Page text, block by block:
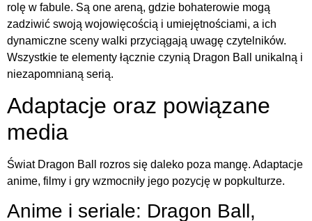
rolę w fabule. Są one areną, gdzie bohaterowie mogą
zadziwić swoją wojowięcością i umiejętnościami, a ich
dynamiczne sceny walki przyciągają uwagę czytelników.
Wszystkie te elementy łącznie czynią Dragon Ball unikalną i
niezapomnianą serią.
Adaptacje oraz powiązane
media
Świat Dragon Ball rozros się daleko poza mangę. Adaptacje
anime, filmy i gry wzmocniły jego pozycję w popkulturze.
Anime i seriale: Dragon Ball,